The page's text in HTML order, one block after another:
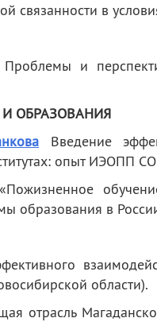
связанности в
Проблемы и
ОБРАЗОВАНИЯ
Введение
опыт ИЭОПП
образования в
области).
отрасль